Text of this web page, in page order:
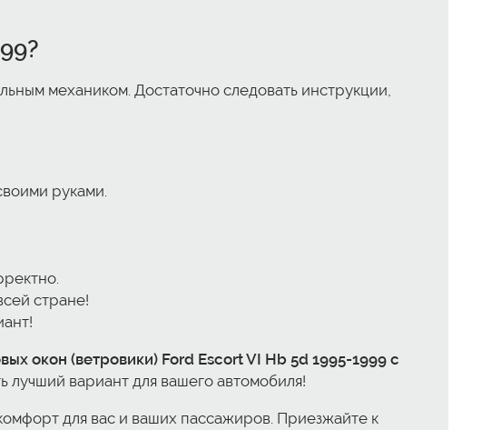
механиком. Достаточно следовать инструкции,
руками.
стране!
окон (ветровики) Ford Escort VI Hb 5d 1995-1999 с
вариант для вашего автомобиля!
для вас и ваших пассажиров. Приезжайте к